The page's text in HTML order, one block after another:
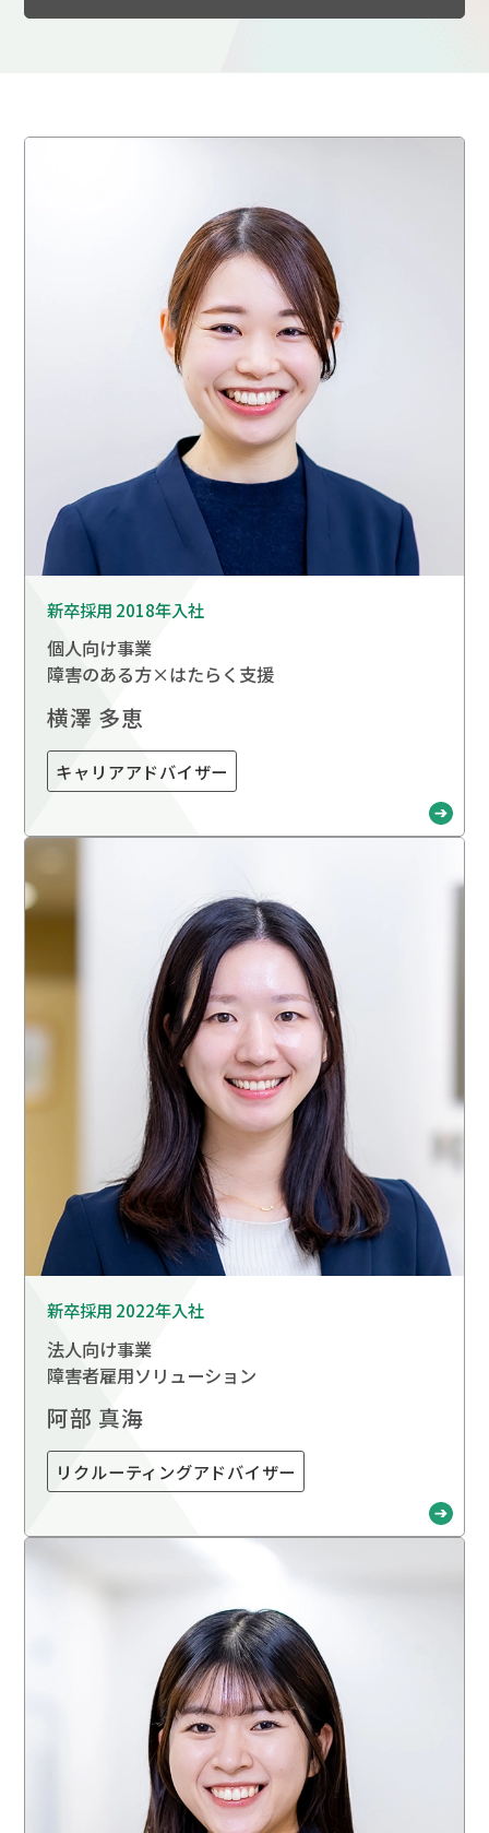
新卒採用 2018年入社
個人向け事業
障害のある方×はたらく支援
横澤 多恵
キャリアアドバイザー
新卒採用 2022年入社
法人向け事業
障害者雇用ソリューション
阿部 真海
リクルーティングアドバイザー